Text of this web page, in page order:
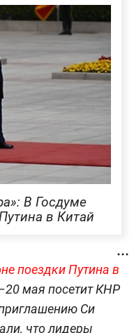
В Госдуме
в Китай
поездки Путина в
мая посетит КНР
Си
что лидеры